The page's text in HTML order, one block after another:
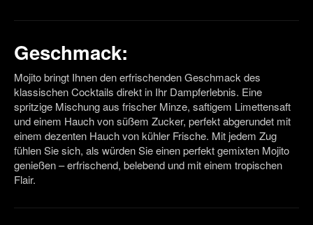
Geschmack:
Mojito bringt Ihnen den erfrischenden Geschmack des
klassischen Cocktails direkt in Ihr Dampferlebnis. Eine
spritzige Mischung aus frischer Minze, saftigem Limettensaft
und einem Hauch von süßem Zucker, perfekt abgerundet mit
einem dezenten Hauch von kühler Frische. Mit jedem Zug
fühlen Sie sich, als würden Sie einen perfekt gemixten Mojito
genießen – erfrischend, belebend und mit einem tropischen
Flair.